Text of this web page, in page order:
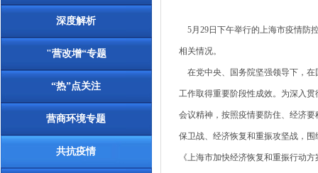
深度解析
"营改增“专题
“热”点关注
营商环境专题
共抗疫情
5月29日下午举行的上海市疫情防
相关情况。
在党中央、国务院坚强领导下，在
工作取得重要阶段性成效。为深入
会议精神，按照疫情要防住、经济
保卫战、经济恢复和重振攻坚战，
《上海市加快经济恢复和重振行动